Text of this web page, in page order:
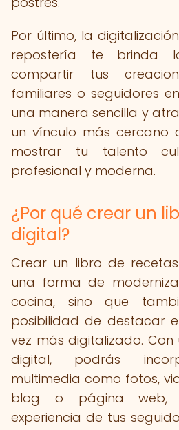
Por último, la
repostería te brinda
compartir tus
familiares o seguidores
una manera sencilla y
un vínculo más cercano
mostrar tu talento
profesional y moderna.
¿Por qué crear un
digital?
Crear un libro de
una forma de
cocina, sino que
posibilidad de destacar
vez más digitalizado.
digital, podrás
multimedia como fotos,
blog o página web,
experiencia de tus